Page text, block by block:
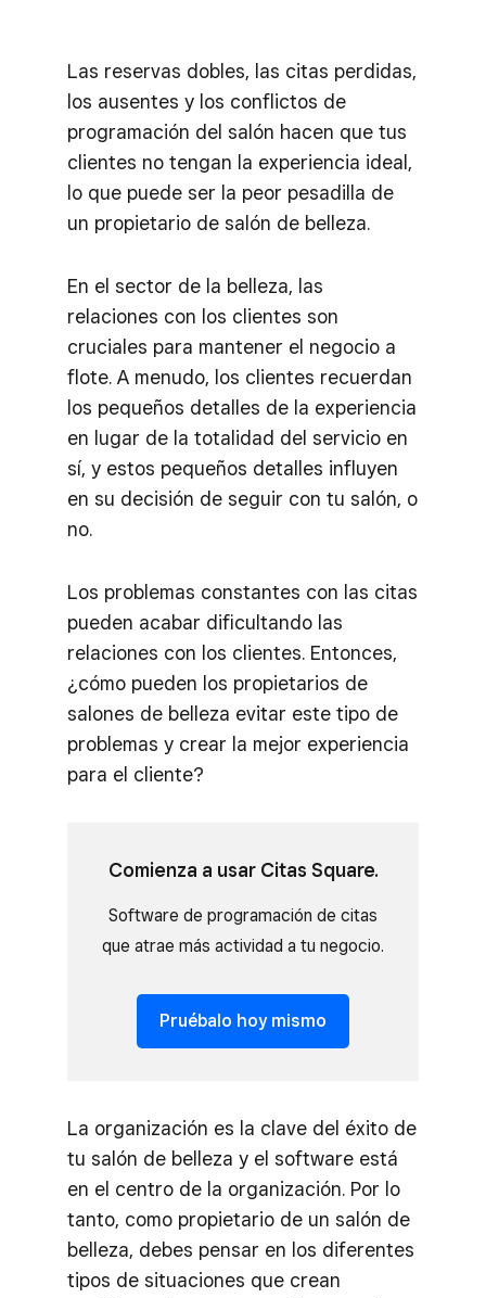
Las reservas dobles, las citas perdidas,
los ausentes y los conflictos de
programación del salón hacen que tus
clientes no tengan la experiencia ideal,
lo que puede ser la peor pesadilla de
un propietario de salón de belleza.
En el sector de la belleza, las
relaciones con los clientes son
cruciales para mantener el negocio a
flote. A menudo, los clientes recuerdan
los pequeños detalles de la experiencia
en lugar de la totalidad del servicio en
sí, y estos pequeños detalles influyen
en su decisión de seguir con tu salón, o
no.
Los problemas constantes con las citas
pueden acabar dificultando las
relaciones con los clientes. Entonces,
¿cómo pueden los propietarios de
salones de belleza evitar este tipo de
problemas y crear la mejor experiencia
para el cliente?
Comienza a usar Citas Square.
Software de programación de citas
que atrae más actividad a tu negocio.
Pruébalo hoy mismo
La organización es la clave del éxito de
tu salón de belleza y el software está
en el centro de la organización. Por lo
tanto, como propietario de un salón de
belleza, debes pensar en los diferentes
tipos de situaciones que crean